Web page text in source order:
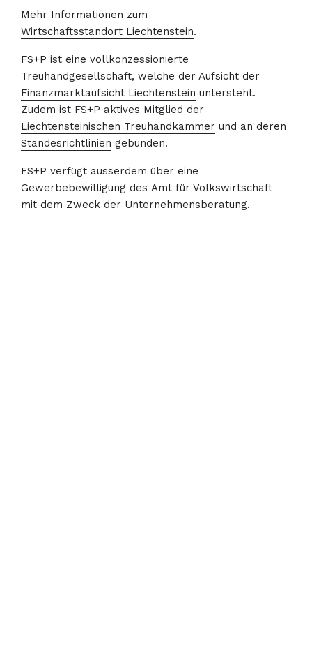
Mehr Informationen zum
Wirtschaftsstandort Liechtenstein.
FS+P ist eine vollkonzessionierte
Treuhandgesellschaft, welche der Aufsicht der
Finanzmarktaufsicht Liechtenstein untersteht.
Zudem ist FS+P aktives Mitglied der
Liechtensteinischen Treuhandkammer und an deren
Standesrichtlinien gebunden.
FS+P verfügt ausserdem über eine
Gewerbebewilligung des Amt für Volkswirtschaft
mit dem Zweck der Unternehmensberatung.